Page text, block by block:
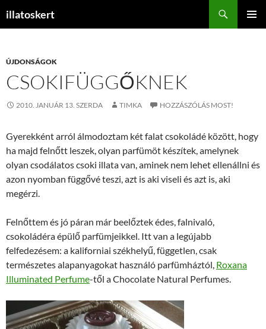
illatoskert
ÚJDONSÁGOK
CSOKIFÜGGŐKNEK
2010. JANUÁR 13. SZERDA TIMKA HOZZÁSZÓLÁS MOST!
Gyerekként arról álmodoztam két falat csokoládé között, hogy
ha majd felnőtt leszek, olyan parfümöt készítek, amelynek
olyan csodálatos csoki illata van, aminek nem lehet ellenállni és
azon nyomban függővé teszi, azt is aki viseli és azt is, aki
megérzi.
Felnőttem és jó páran már beelőztek édes, falnivaló,
csokoládéra épülő parfümjeikkel. Itt van a legújabb
felfedezésem: a kaliforniai székhelyű, független, csak
természetes alapanyagokat használó parfümháztól, Roxana
Illuminated Perfume-től a Chocolate Natural Perfumes.